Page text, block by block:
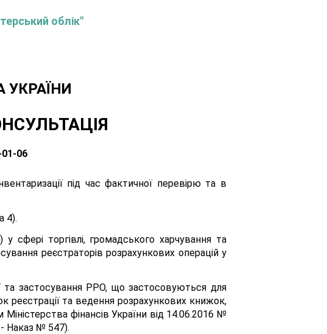
облік"
06
під час фактичної перевірю та в
4).
сфері торгівлі, громадського харчування та
реєстраторів розрахункових операцій у
та застосування РРО, що застосовуються для
реєстрації та ведення розрахункових книжок,
фінансів України від 14.06.2016 №
- Наказ № 547).